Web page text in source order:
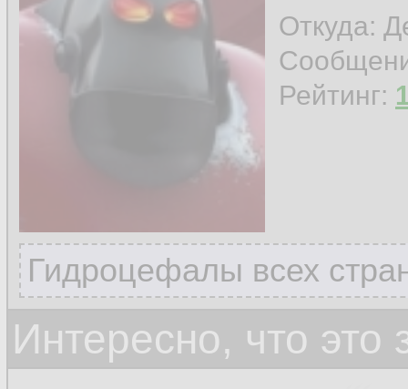
Откуда:
Рейтинг:
Гидроцефалы всех
Интересно, что